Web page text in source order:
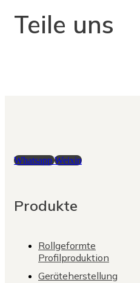
Teile uns
Whatsapp Weixin
Produkte
Rollgeformte
Profilproduktion
Geräteherstellung